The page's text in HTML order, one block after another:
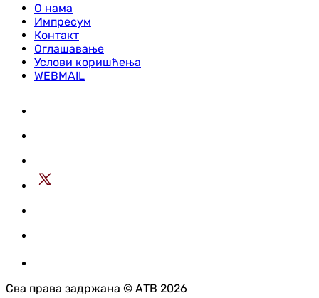
О нама
Импресум
Контакт
Оглашавање
Услови коришћења
WEBMAIL
Сва права задржана © АТВ 2026